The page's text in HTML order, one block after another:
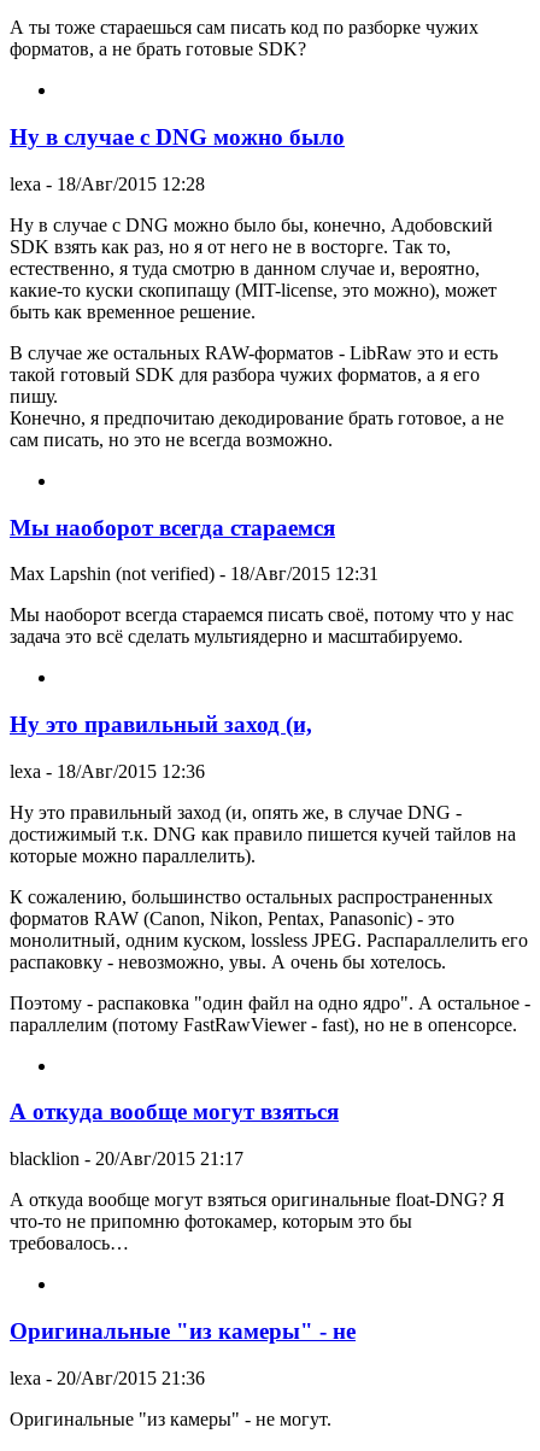
А ты тоже стараешься сам писать код по разборке чужих
форматов, а не брать готовые SDK?
Ну в случае с DNG можно было
lexa - 18/Авг/2015 12:28
Ну в случае с DNG можно было бы, конечно, Адобовский
SDK взять как раз, но я от него не в восторге. Так то,
естественно, я туда смотрю в данном случае и, вероятно,
какие-то куски скопипащу (MIT-license, это можно), может
быть как временное решение.
В случае же остальных RAW-форматов - LibRaw это и есть
такой готовый SDK для разбора чужих форматов, а я его
пишу.
Конечно, я предпочитаю декодирование брать готовое, а не
сам писать, но это не всегда возможно.
Мы наоборот всегда стараемся
Max Lapshin (not verified) - 18/Авг/2015 12:31
Мы наоборот всегда стараемся писать своё, потому что у нас
задача это всё сделать мультиядерно и масштабируемо.
Ну это правильный заход (и,
lexa - 18/Авг/2015 12:36
Ну это правильный заход (и, опять же, в случае DNG -
достижимый т.к. DNG как правило пишется кучей тайлов на
которые можно параллелить).
К сожалению, большинство остальных распространенных
форматов RAW (Canon, Nikon, Pentax, Panasonic) - это
монолитный, одним куском, lossless JPEG. Распараллелить его
распаковку - невозможно, увы. А очень бы хотелось.
Поэтому - распаковка "один файл на одно ядро". А остальное -
параллелим (потому FastRawViewer - fast), но не в опенсорсе.
А откуда вообще могут взяться
blacklion - 20/Авг/2015 21:17
А откуда вообще могут взяться оригинальные float-DNG? Я
что-то не припомню фотокамер, которым это бы
требовалось…
Оригинальные "из камеры" - не
lexa - 20/Авг/2015 21:36
Оригинальные "из камеры" - не могут.